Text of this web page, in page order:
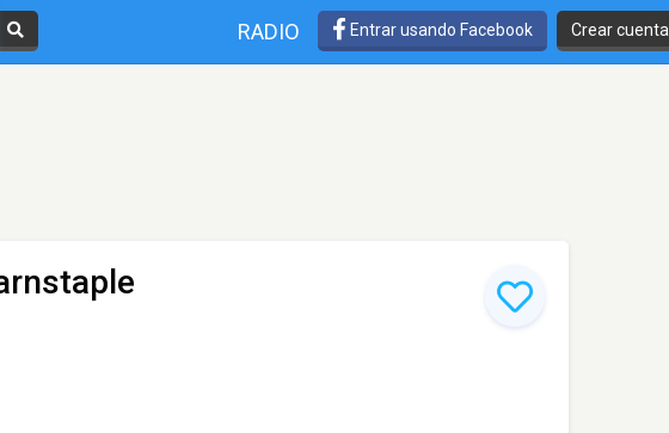
RADIO Entrar usando Facebook Crear cuenta